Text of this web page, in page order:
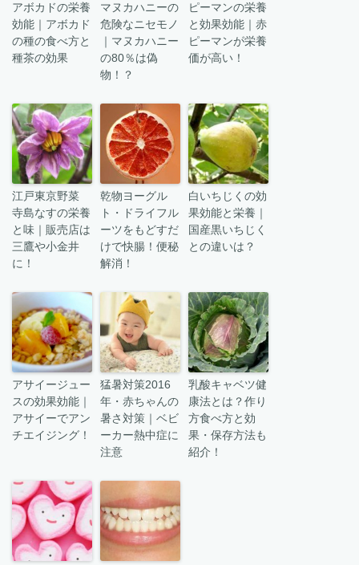
アボカドの栄養
効能｜アボカド
の種の食べ方と
種茶の効果
マヌカハニーの
危険なニセモノ
｜マヌカハニー
の80％は偽
物！？
ピーマンの栄養
と効果効能｜赤
ピーマンが栄養
価が高い！
江戸東京野菜
寺島なすの栄養
と味｜販売店は
三鷹や小金井
に！
乾物ヨーグル
ト・ドライフル
ーツをもどすだ
けで快腸！便秘
解消！
白いちじくの効
果効能と栄養｜
国産黒いちじく
との違いは？
アサイージュー
スの効果効能｜
アサイーでアン
チエイジング！
猛暑対策2016
年・赤ちゃんの
暑さ対策｜ベビ
ーカー熱中症に
注意
乳酸キャベツ健
康法とは？作り
方食べ方と効
果・保存方法も
紹介！